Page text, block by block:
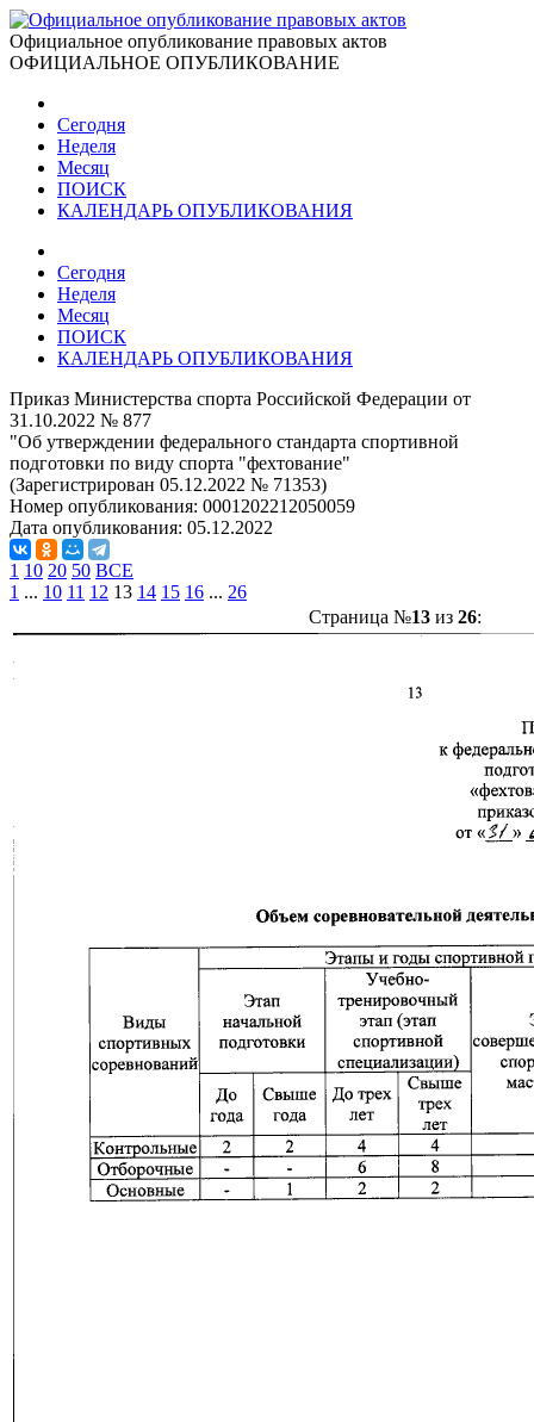
Официальное опубликование правовых актов
ОФИЦИАЛЬНОЕ ОПУБЛИКОВАНИЕ
Сегодня
Неделя
Месяц
ПОИСК
КАЛЕНДАРЬ ОПУБЛИКОВАНИЯ
Сегодня
Неделя
Месяц
ПОИСК
КАЛЕНДАРЬ ОПУБЛИКОВАНИЯ
Приказ Министерства спорта Российской Федерации от
31.10.2022 № 877
"Об утверждении федерального стандарта спортивной
подготовки по виду спорта "фехтование"
(Зарегистрирован 05.12.2022 № 71353)
Номер опубликования: 0001202212050059
Дата опубликования: 05.12.2022
1 10 20 50 ВСЕ
1 ... 10 11 12 13 14 15 16 ... 26
Страница №13из 26: